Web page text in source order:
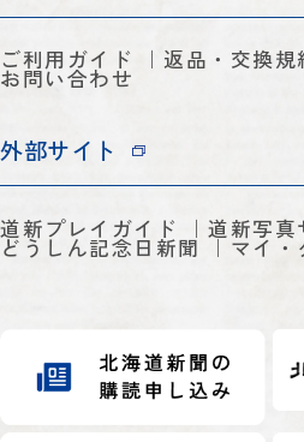
ご利用ガイド 返品・交換規
お問い合わせ
外部サイト
道新プレイガイド 道新写真
どうしん記念日新聞 マイ